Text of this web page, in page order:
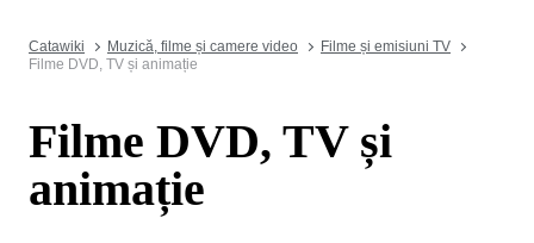
Catawiki Muzică, filme și camere video
Filme și emisiuni TV
Filme DVD, TV și animație
Filme DVD, TV și
animație